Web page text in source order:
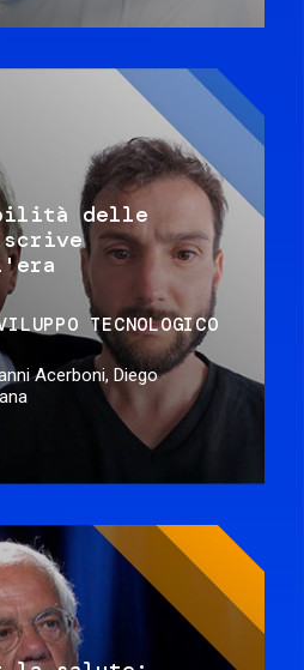
delle
TECNOLOGICO
Acerboni, Diego